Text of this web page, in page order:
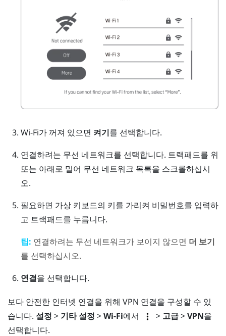
Wi‍-Fi가 꺼져 있으면 켜기를 선택합니다.
연결하려는 무선 네트워크를 선택합니다. 트랙패드를 위
또는 아래로 밀어 무선 네트워크 목록을 스크롤하십시
오.
필요하면 가상 키보드의 키를 가리켜 비밀번호를 입력하
고 트랙패드를 누릅니다.
팁: 연결하려는 무선 네트워크가 보이지 않으면 더 보기
를 선택하십시오.
연결을 선택합니다.
보다 안전한 인터넷 연결을 위해 VPN 연결을 구성할 수 있
습니다. 설정 > 기타 설정 >Wi-Fi에서 > 고급>VPN을
선택합니다.